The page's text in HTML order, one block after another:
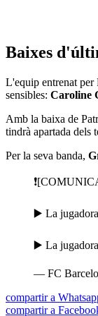
Baixes
L'equip entrenat per
sensibles: Caroline
Amb la baixa de
tindrà apartada dels
Per la seva banda,
▶️ La jugadora
▶️ La
— FC
compartir a
compartir a